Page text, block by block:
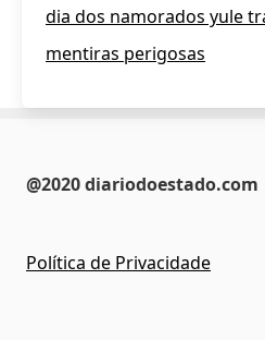
dia dos namorados yule
mentiras perigosas
@2020 diariodoestado.com
Política de Privacidade